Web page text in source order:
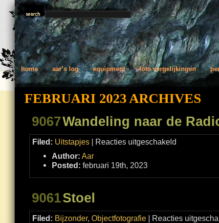
home aar’s log equipment foto vergelijkingen
FEBRUARI 2023 ARCHIVES
9067Wandeling naar de
Filed: Uitstapjes | Reacties uitgeschakeld
Author: Aar
Posted: februari 19th, 2023
9061Stoel
Filed: Bijzonder, Objectfotografie | Reacties